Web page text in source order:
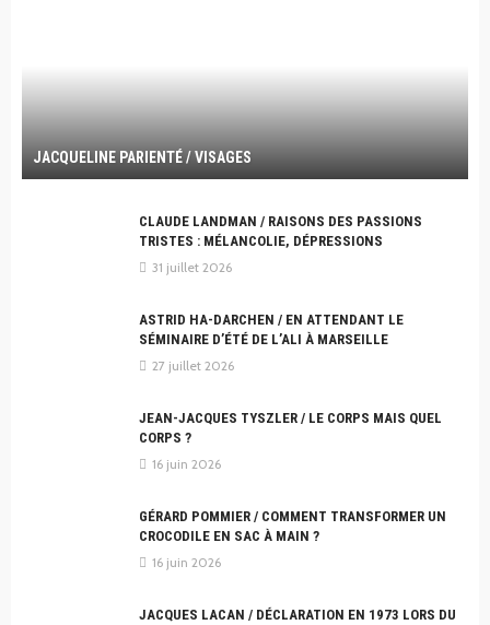
JACQUELINE PARIENTÉ / VISAGES
CLAUDE LANDMAN / RAISONS DES PASSIONS
TRISTES : MÉLANCOLIE, DÉPRESSIONS
31 juillet 2026
ASTRID HA-DARCHEN / EN ATTENDANT LE
SÉMINAIRE D’ÉTÉ DE L’ALI À MARSEILLE
27 juillet 2026
JEAN-JACQUES TYSZLER / LE CORPS MAIS QUEL
CORPS ?
16 juin 2026
GÉRARD POMMIER / COMMENT TRANSFORMER UN
CROCODILE EN SAC À MAIN ?
16 juin 2026
JACQUES LACAN / DÉCLARATION EN 1973 LORS DU